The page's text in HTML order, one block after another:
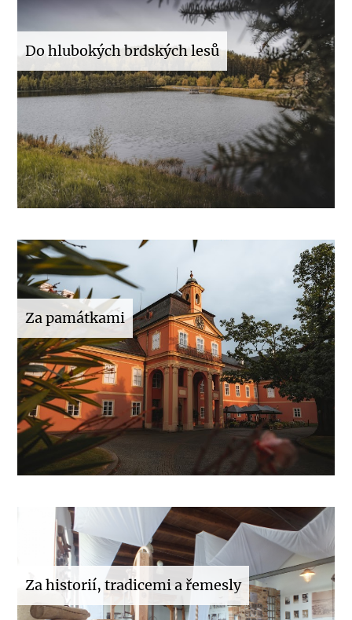
Do hlubokých brdských lesů
Za památkami
Za historií, tradicemi a řemesly